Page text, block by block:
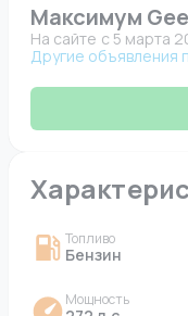
Максимум
На сайте c 5 марта
Другие объявления
Топливо
Бензин
Мощность